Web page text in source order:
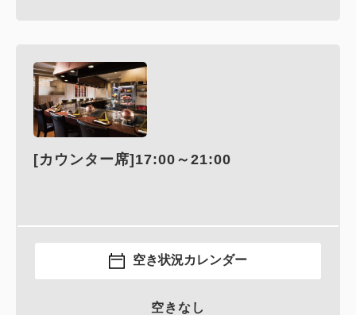
[カウンター席]17:00～21:00
空き状況カレンダー
空きなし